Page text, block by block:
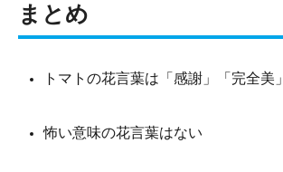
まとめ
トマトの花言葉は「感謝」「完全美」
怖い意味の花言葉はない